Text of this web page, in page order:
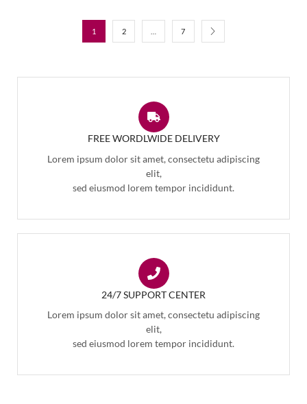
1 2 7
FREE WORDLWIDE DELIVERY
Lorem ipsum dolor sit amet, consectetu adipiscing
elit,
sed eiusmod lorem tempor incididunt.
24/7 SUPPORT CENTER
Lorem ipsum dolor sit amet, consectetu adipiscing
elit,
sed eiusmod lorem tempor incididunt.